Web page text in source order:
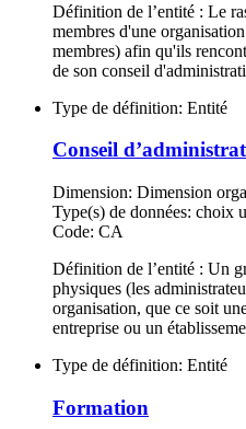
Définition de l’entité : Le
membres d'une
membres) afin qu'ils
de son conseil
Type de définition: Entité
Conseil
Dimension: Dimension
Type(s) de données: choix
Code: CA
Définition de l’entité : Un
physiques (les
organisation, que ce soit
entreprise ou un
Type de définition: Entité
Formation